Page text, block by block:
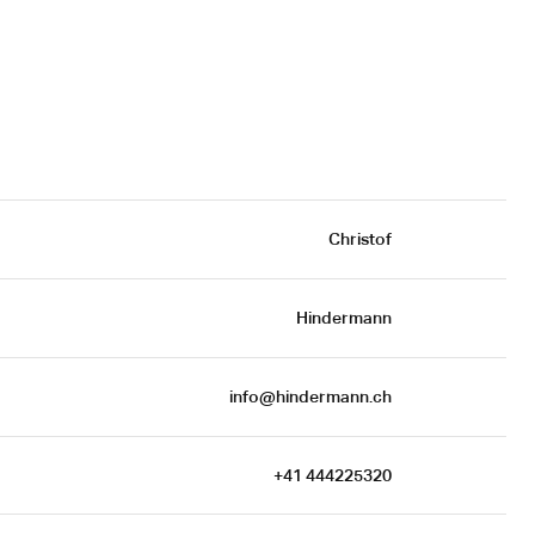
Christof
Hindermann
info@hindermann.ch
+41 444225320